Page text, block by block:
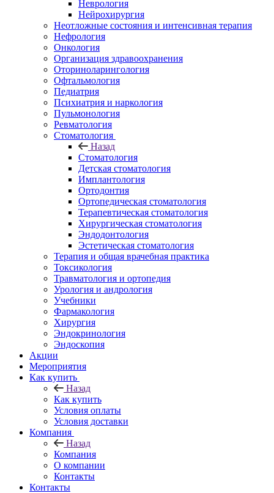
Неврология
Нейрохирургия
Неотложные состояния и интенсивная терапия
Нефрология
Онкология
Организация здравоохранения
Оториноларингология
Офтальмология
Педиатрия
Психиатрия и наркология
Пульмонология
Ревматология
Стоматология
Назад
Стоматология
Детская стоматология
Имплантология
Ортодонтия
Ортопедическая стоматология
Терапевтическая стоматология
Хирургическая стоматология
Эндодонтология
Эстетическая стоматология
Терапия и общая врачебная практика
Токсикология
Травматология и ортопедия
Урология и андрология
Учебники
Фармакология
Хирургия
Эндокринология
Эндоскопия
Акции
Мероприятия
Как купить
Назад
Как купить
Условия оплаты
Условия доставки
Компания
Назад
Компания
О компании
Контакты
Контакты